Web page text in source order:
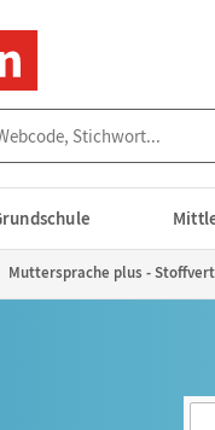
Muttersprache plus -